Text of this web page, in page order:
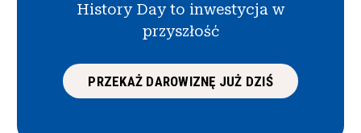
History Day to inwestycja w
przyszłość
PRZEKAŻ DAROWIZNĘ JUŻ DZIŚ